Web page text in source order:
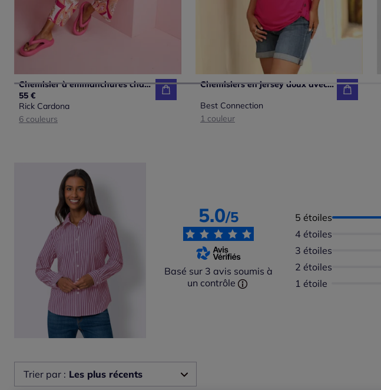
Chemisier à emmanchures chauve-souris et col en V
55 €
Rick Cardona
6 couleurs
Chemisiers en jersey doux avec col V et manches longues
Best Connection
1 couleur
5.0/5
Basé sur 3 avis soumis à
un contrôle
5 étoiles
4 étoiles
3 étoiles
2 étoiles
1 étoile
Trier par : Les plus récents